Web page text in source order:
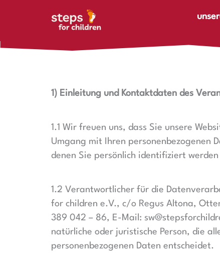
1) Einleitung und Kontaktdaten des
1.1 Wir freuen uns, dass Sie unsere
Umgang mit Ihren personenbezogenen
denen Sie persönlich identifiziert werden
1.2 Verantwortlicher für die
for children e.V., c/o Regus Altona,
389 042 – 86, E-Mail:
natürliche oder juristische Person, die
personenbezogenen Daten entscheidet.